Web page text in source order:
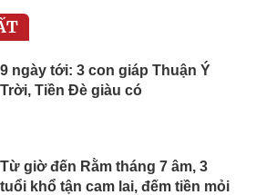
9 ngày tới: 3 con giáp Thuận Ý
Trời, Tiền Đè giàu có
Từ giờ đến Rằm tháng 7 âm, 3
tuổi khổ tận cam lai, đếm tiền mỏi